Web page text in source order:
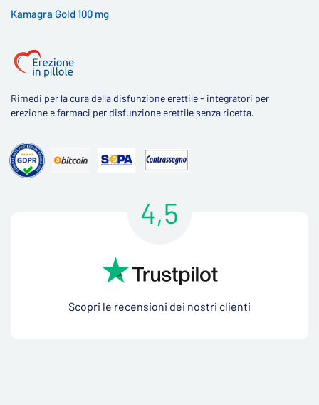
Kamagra Gold 100 mg
Rimedi per la cura della disfunzione erettile - integratori per
erezione e farmaci per disfunzione erettile senza ricetta.
4,5
Scopri le recensioni dei nostri clienti